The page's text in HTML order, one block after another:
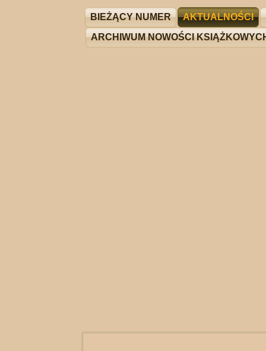
BIEŻĄCY NUMER AKTUALNOŚCI
ARCHIWUM NOWOŚCI